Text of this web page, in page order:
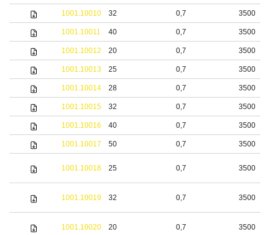
1001.10010 32 0,7 3500
1001.10011 40 0,7 3500
1001.10012 20 0,7 3500
1001.10013 25 0,7 3500
1001.10014 28 0,7 3500
1001.10015 32 0,7 3500
1001.10016 40 0,7 3500
1001.10017 50 0,7 3500
1001.10018 25 0,7 3500
1001.10019 32 0,7 3500
1001.10020 20 0,7 3500